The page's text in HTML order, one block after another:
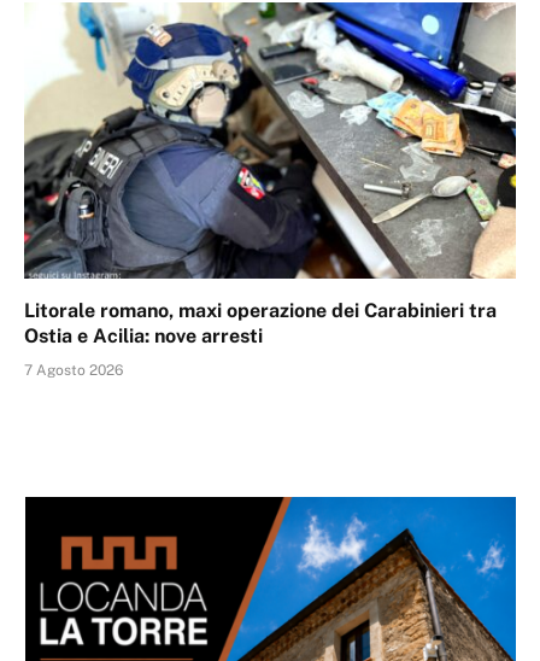
Litorale romano, maxi operazione dei Carabinieri tra
Ostia e Acilia: nove arresti
7 Agosto 2026